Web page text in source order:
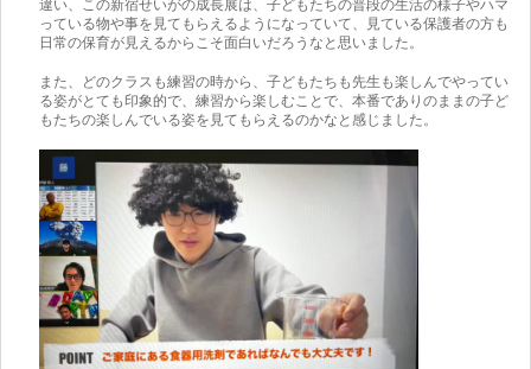
違い、この新宿せいがの成長展は、子どもたちの普段の生活の様子やハマ
っている物や事を見てもらえるようになっていて、見ている保護者の方も
日常の保育が見えるからこそ面白いだろうなと思いました。
また、どのクラスも練習の時から、子どもたちも先生も楽しんでやってい
る姿がとても印象的で、練習から楽しむことで、本番でありのままの子ど
もたちの楽しんでいる姿を見てもらえるのかなと感じました。